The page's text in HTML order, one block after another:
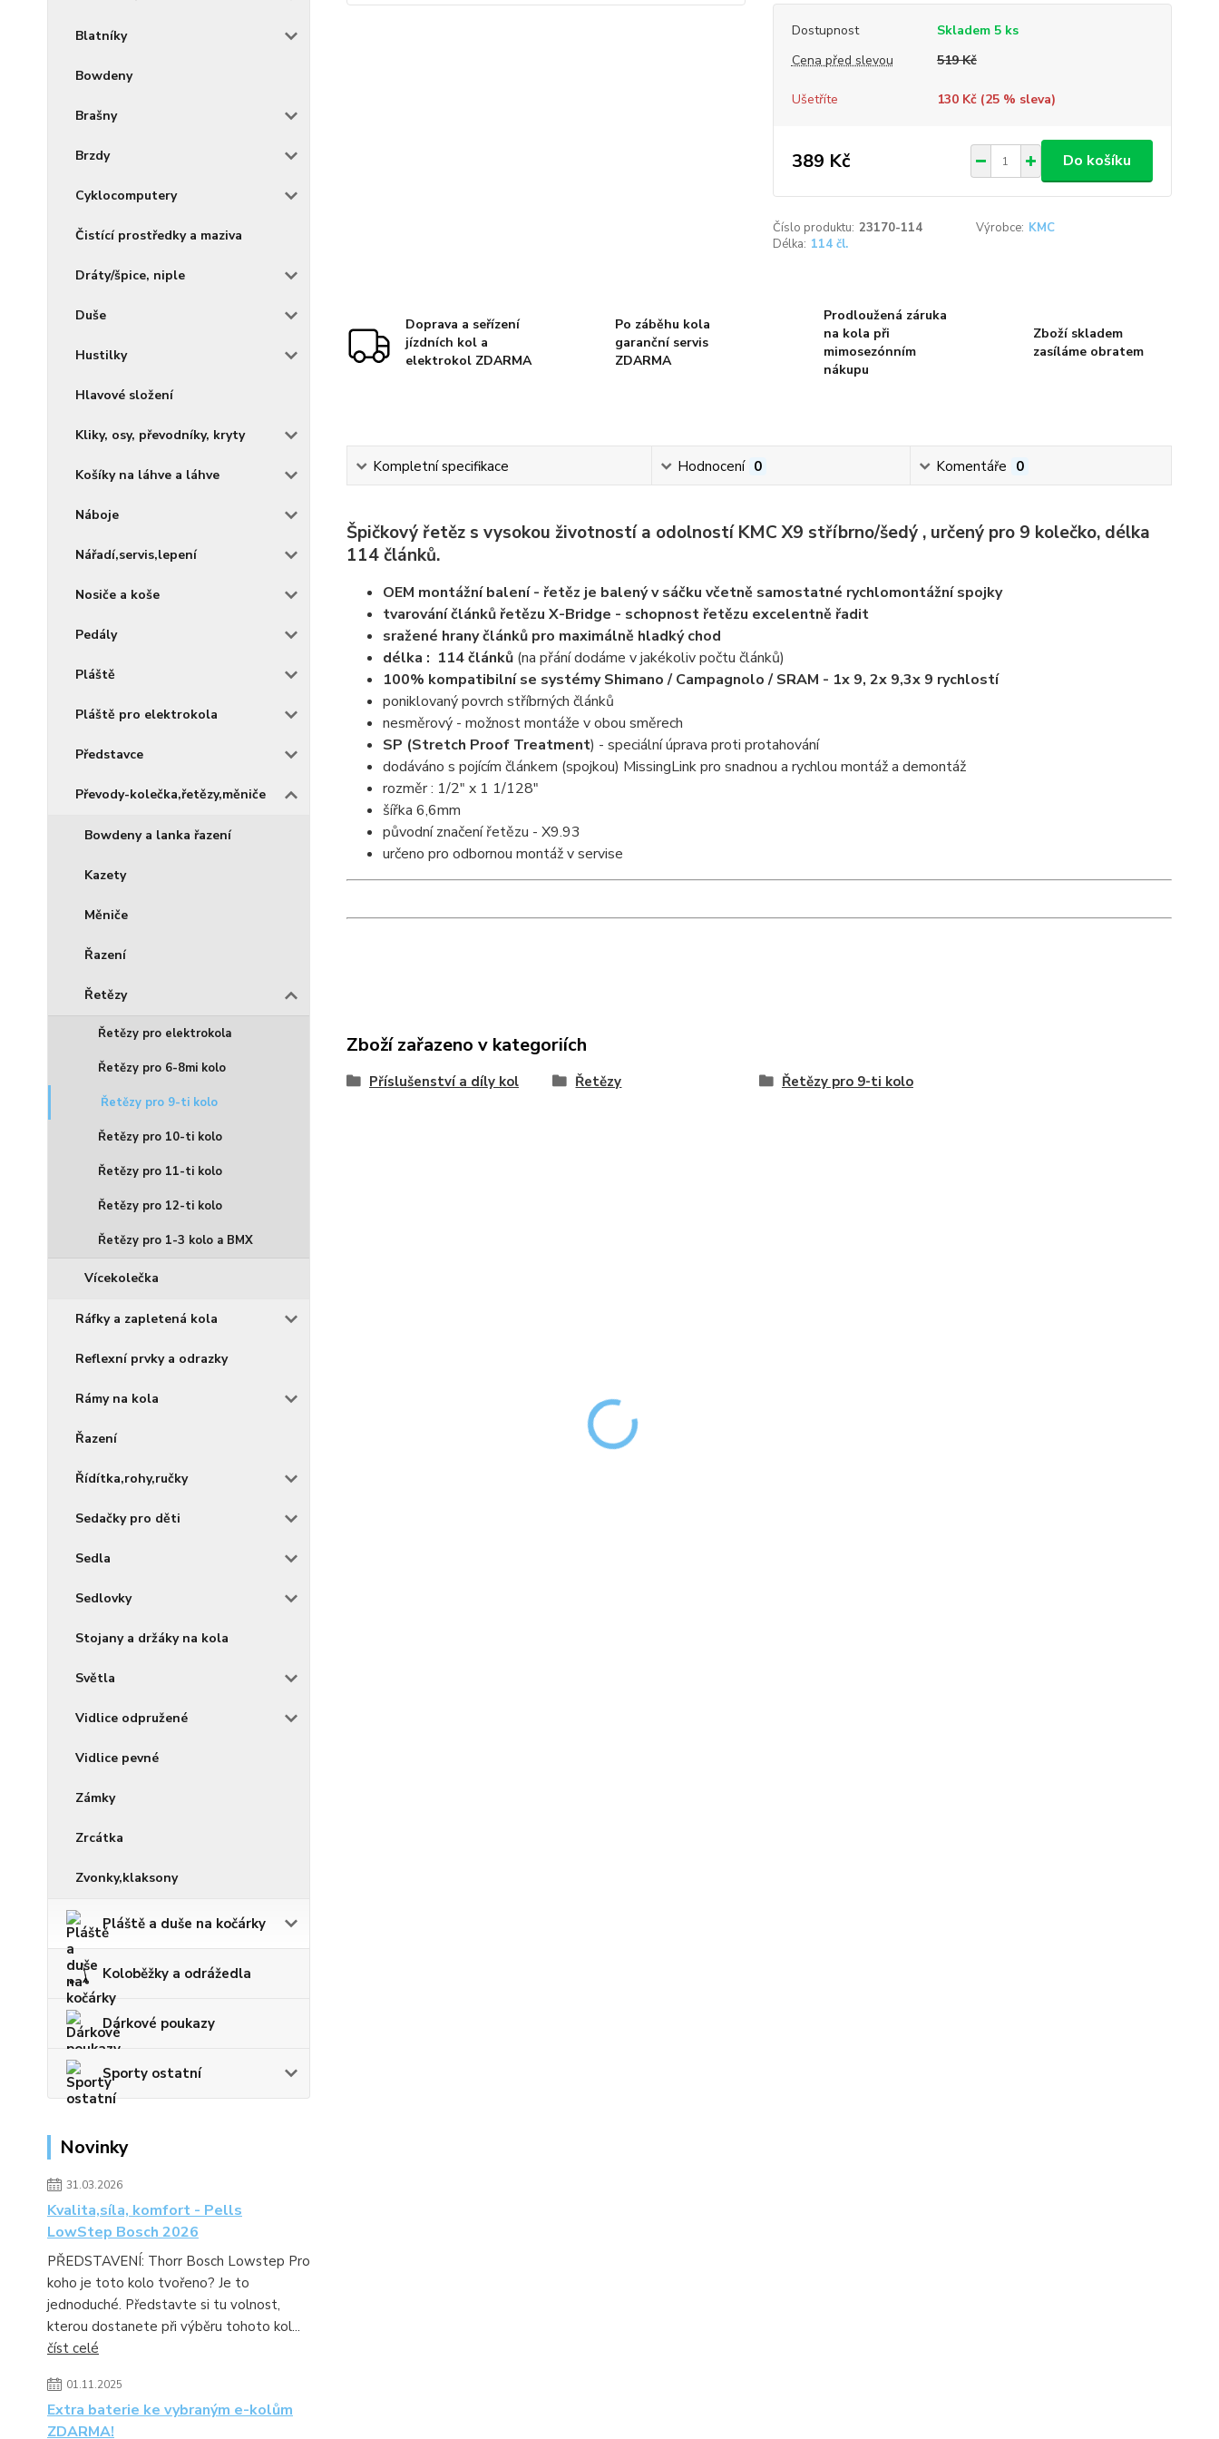
Blatníky
Bowdeny
Brašny
Brzdy
Cyklocomputery
Čistící prostředky a maziva
Dráty/špice, niple
Duše
Hustilky
Hlavové složení
Kliky, osy, převodníky, kryty
Košíky na láhve a láhve
Náboje
Nářadí,servis,lepení
Nosiče a koše
Pedály
Pláště
Pláště pro elektrokola
Představce
Převody-kolečka,řetězy,měniče
Bowdeny a lanka řazení
Kazety
Měniče
Řazení
Řetězy
Řetězy pro elektrokola
Řetězy pro 6-8mi kolo
Řetězy pro 9-ti kolo
Řetězy pro 10-ti kolo
Řetězy pro 11-ti kolo
Řetězy pro 12-ti kolo
Řetězy pro 1-3 kolo a BMX
Vícekolečka
Ráfky a zapletená kola
Reflexní prvky a odrazky
Rámy na kola
Řazení
Řídítka,rohy,ručky
Sedačky pro děti
Sedla
Sedlovky
Stojany a držáky na kola
Světla
Vidlice odpružené
Vidlice pevné
Zámky
Zrcátka
Zvonky,klaksony
Pláště a duše na kočárky
Koloběžky a odrážedla
Dárkové poukazy
Sporty ostatní
Novinky
31.03.2026
Kvalita,síla, komfort - Pells
LowStep Bosch 2026
PŘEDSTAVENÍ: Thorr Bosch Lowstep Pro
koho je toto kolo tvořeno? Je to
jednoduché. Představte si tu volnost,
kterou dostanete při výběru tohoto kol...
číst celé
01.11.2025
Extra baterie ke vybraným e-kolům
ZDARMA!
Dostupnost
Skladem 5 ks
Cena před slevou
519 Kč
Ušetříte 130 Kč (25% sleva)
389 Kč Do košíku
Číslo produktu: 23170-114 Výrobce: KMC
Délka: 114 čl.
Doprava a seřízení
jízdních kol a
elektrokol ZDARMA
Po záběhu kola
garanční servis
ZDARMA
Prodloužená záruka
na kola při
mimosezónním
nákupu
Zboží skladem
zasíláme obratem
Kompletní specifikace Hodnocení 0 Komentáře 0
Špičkový řetěz s vysokou životností a odolností KMC X9 stříbrno/šedý , určený pro 9 kolečko, délka
114 článků.
OEM montážní balení - řetěz je balený v sáčku včetně samostatné rychlomontážní spojky
tvarování článků řetězu X-Bridge - schopnost řetězu excelentně řadit
sražené hrany článků pro maximálně hladký chod
délka : 114 článků(na přání dodáme v jakékoliv počtu článků)
100% kompatibilní se systémy Shimano / Campagnolo / SRAM - 1x 9, 2x 9,3x 9 rychlostí
poniklovaný povrch stříbrných článků
nesměrový - možnost montáže v obou směrech
SP (Stretch Proof Treatment) - speciální úprava proti protahování
dodáváno s pojícím článkem (spojkou) MissingLink pro snadnou a rychlou montáž a demontáž
rozměr : 1/2" x 1 1/128"
šířka 6,6mm
původní značení řetězu - X9.93
určeno pro odbornou montáž v servise
Zboží zařazeno v kategoriích
Příslušenství a díly kol Řetězy Řetězy pro 9-ti kolo